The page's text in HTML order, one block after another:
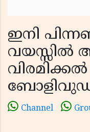
ഇനി
വയസ്സിൽ
വിരമിക്കൽ
Channel